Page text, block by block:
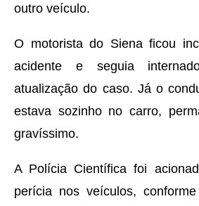
outro veículo.
O motorista do Siena ficou
acidente e seguia
atualização do caso. Já o
estava sozinho no carro,
gravíssimo.
A Polícia Científica foi
perícia nos veículos,